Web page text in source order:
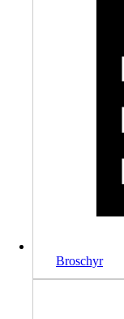
Broschyr